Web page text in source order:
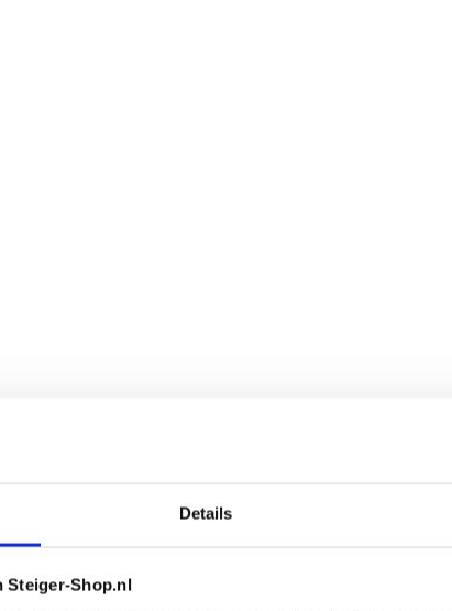
Details
Steiger-Shop.nl